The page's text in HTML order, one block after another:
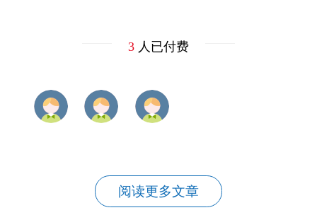
3人已付费
阅读更多文章